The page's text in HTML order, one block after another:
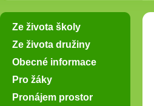
Ze života školy
Ze života družiny
Obecné informace
Pro žáky
Pronájem prostor